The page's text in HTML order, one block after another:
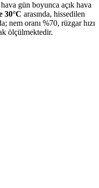
gün boyunca açık hava
30°C arasında, hissedilen
nem oranı %70, rüzgar hızı
ölçülmektedir.